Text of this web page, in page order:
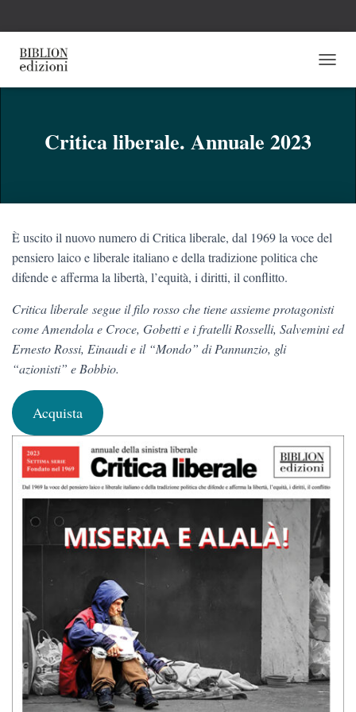
A
N
T
E
Critica liberale. Annuale 2023
È uscito il nuovo numero di Critica liberale, dal 1969 la voce del
pensiero laico e liberale italiano e della tradizione politica che
difende e afferma la libertà, l’equità, i diritti, il conflitto.
Critica liberale segue il filo rosso che tiene assieme protagonisti
come Amendola e Croce, Gobetti e i fratelli Rosselli, Salvemini ed
Ernesto Rossi, Einaudi e il “Mondo” di Pannunzio, gli
“azionisti” e Bobbio.
Acquista